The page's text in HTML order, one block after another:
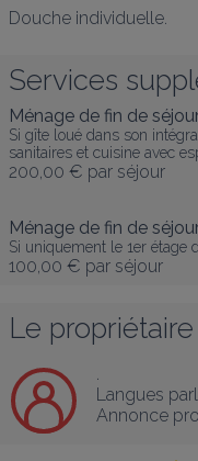
Douche individuelle.
Services
Ménage de fin de
Si gîte loué dans son
sanitaires et cuisine avec
200,00 € par séjour
Ménage de fin de
Si uniquement le 1er étage
100,00 € par séjour
Le propriétaire
.
Langues
Annonce